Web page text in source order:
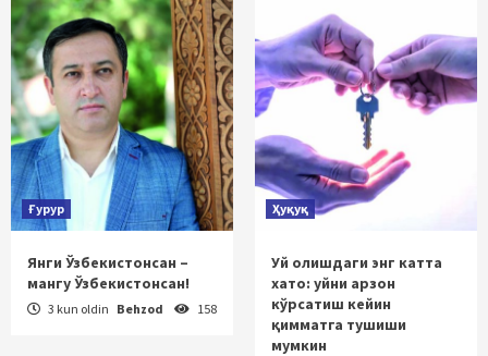
Ғурур
Янги Ўзбекистонсан –
мангу Ўзбекистонсан!
3 kun oldin Behzod 158
Ҳуқуқ
Уй олишдаги энг катта
хато: уйни арзон
кўрсатиш кейин
қимматга тушиши
мумкин